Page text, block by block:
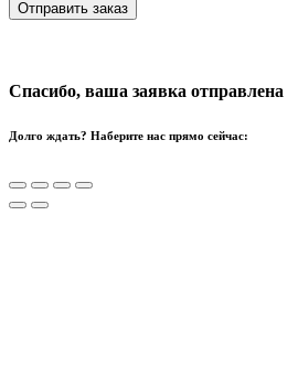
Спасибо, ваша заявка отправлена
Долго ждать? Наберите нас прямо сейчас: